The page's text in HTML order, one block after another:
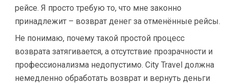
рейсе. Я просто требую то, что мне законно
принадлежит – возврат денег за отменённые рейсы.
Не понимаю, почему такой простой процесс
возврата затягивается, а отсутствие прозрачности и
профессионализма недопустимо. City Travel должна
немедленно обработать возврат и вернуть деньги